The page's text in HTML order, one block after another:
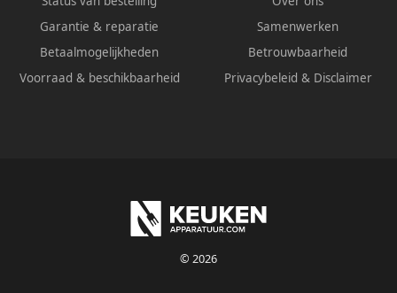
Garantie & reparatie
Betaalmogelijkheden
Voorraad & beschikbaarheid
Samenwerken
Betrouwbaarheid
Privacybeleid & Disclaimer
© 2026